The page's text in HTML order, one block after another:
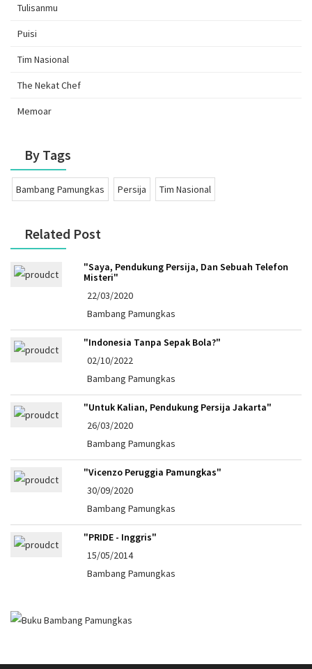
Tulisanmu
Puisi
Tim Nasional
The Nekat Chef
Memoar
By Tags
Bambang Pamungkas Persija Tim Nasional
Related Post
"Saya, Pendukung Persija, Dan Sebuah Telefon
Misteri"
22/03/2020
Bambang Pamungkas
"Indonesia Tanpa Sepak Bola?"
02/10/2022
Bambang Pamungkas
"Untuk Kalian, Pendukung Persija Jakarta"
26/03/2020
Bambang Pamungkas
"Vicenzo Peruggia Pamungkas"
30/09/2020
Bambang Pamungkas
"PRIDE - Inggris"
15/05/2014
Bambang Pamungkas